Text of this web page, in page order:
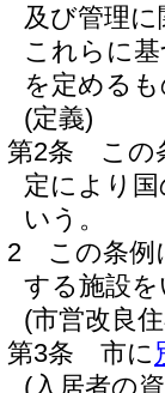
及び管理
これらに
を定める
(定義)
第2条
この
定により
いう。
2
この条例
する施設
(市営改良
第3条
市に
(入居者の